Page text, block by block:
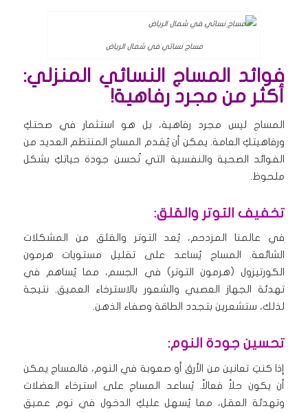
مساج نسائي في شمال الرياض
فوائد المساج النسائي المنزلي:
أكثر من مجرد رفاهية!
المساج ليس مجرد رفاهية، بل هو استثمار في صحتكِ
ورفاهيتكِ العامة. يمكن أن يُقدم المساج المنتظم العديد من
الفوائد الصحية والنفسية التي تُحسن جودة حياتكِ بشكل
ملحوظ.
تخفيف التوتر والقلق:
في عالمنا المزدحم، يُعد التوتر والقلق من المشكلات
الشائعة. المساج يُساعد على تقليل مستويات هرمون
الكورتيزول (هرمون التوتر) في الجسم، مما يُساهم في
تهدئة الجهاز العصبي والشعور بالاسترخاء العميق. نتيجة
لذلك، ستشعرين بتجدد الطاقة وصفاء الذهن.
تحسين جودة النوم:
إذا كنتِ تعانين من الأرق أو صعوبة في النوم، فالمساج يمكن
أن يكون حلاً فعالاً. يُساعد المساج على استرخاء العضلات
وتهدئة العقل، مما يُسهل عليكِ الدخول في نوم عميق